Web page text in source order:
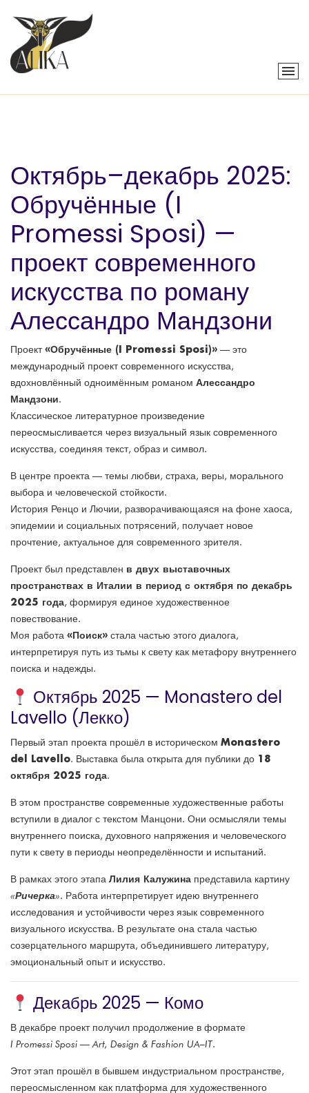
Октябрь–декабрь 2025:
Обручённые (I
Promessi Sposi) —
проект современного
искусства по роману
Алессандро Мандзони
Проект«Обручённые (I Promessi Sposi)» — это
международный проект современного искусства,
вдохновлённый одноимённым романом Алессандро
Мандзони.
Классическое литературное произведение
переосмысливается через визуальный язык современного
искусства, соединяя текст, образ и символ.
В центре проекта — темы любви, страха, веры, морального
выбора и человеческой стойкости.
История Ренцо и Лючии, разворачивающаяся на фоне хаоса,
эпидемии и социальных потрясений, получает новое
прочтение, актуальное для современного зрителя.
Проект был представлен в двух выставочных
пространствах в Италии в период с октября по декабрь
2025 года, формируя единое художественное
повествование.
Моя работа «Поиск» стала частью этого диалога,
интерпретируя путь из тьмы к свету как метафору внутреннего
поиска и надежды.
Октябрь 2025 — Monastero del
Lavello (Лекко)
Первый этап проекта прошёл в историческом Monastero
del Lavello. Выставка была открыта для публики до 18
октября 2025 года.
В этом пространстве современные художественные работы
вступили в диалог с текстом Манцони. Они осмысляли темы
внутреннего поиска, духовного напряжения и человеческого
пути к свету в периоды неопределённости и испытаний.
В рамках этого этапа Лилия Калужина представила картину
«Ричерка». Работа интерпретирует идею внутреннего
исследования и устойчивости через язык современного
визуального искусства. В результате она стала частью
созерцательного маршрута, объединившего литературу,
эмоциональный опыт и искусство.
Декабрь 2025 — Комо
В декабре проект получил продолжение в формате
I Promessi Sposi — Art, Design & Fashion UA–IT.
Этот этап прошёл в бывшем индустриальном пространстве,
переосмысленном как платформа для художественного